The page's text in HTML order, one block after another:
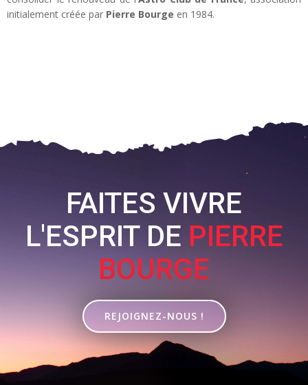
initialement créée par Pierre Bourge en 1984.
FAITES VIVRE
L'ESPRIT DE PIERRE
BOURGE
REJOIGNEZ-NOUS !